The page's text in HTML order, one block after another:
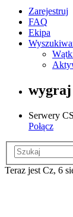
Zarejestruj
FAQ
Ekipa
wygraj
Serwery
Połącz
Teraz jest Cz, 6